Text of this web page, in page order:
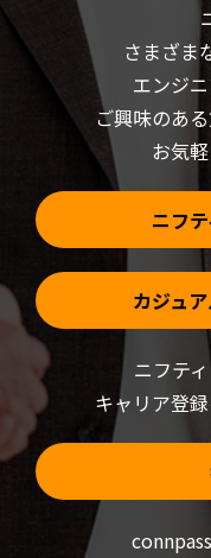
し
い
ウ
ィ
開
き
す)
ま
す)
さまざま
エンジ
ご興味のあ
お気
ニフ
カジュ
ニフテ
キャリア登